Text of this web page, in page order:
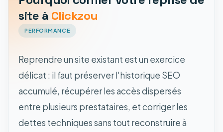
site à Clickzou
PERFORMANCE
Reprendre un site existant est un exercice
délicat : il faut préserver l'historique SEO
accumulé, récupérer les accès dispersés
entre plusieurs prestataires, et corriger les
dettes techniques sans tout reconstruire à